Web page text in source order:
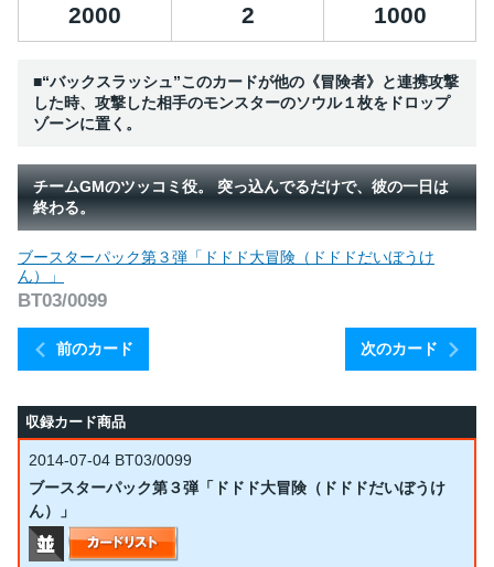
2000 2 1000
■“バックスラッシュ”このカードが他の《冒険者》と連携攻撃
した時、攻撃した相手のモンスターのソウル１枚をドロップ
ゾーンに置く。
チームGMのツッコミ役。 突っ込んでるだけで、彼の一日は
終わる。
前のカード
ブースターパック第３弾「ドドド大冒険（ドドドだいぼうけ
ん）」
BT03/0099
次のカード
収録カード商品
2014-07-04 BT03/0099
ブースターパック第３弾「ドドド大冒険（ドドドだいぼうけ
ん）」